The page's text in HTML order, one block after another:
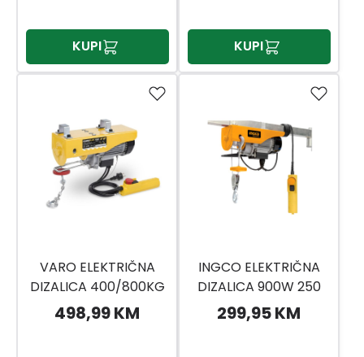
KUPI KUPI
VARO ELEKTRIČNA
DIZALICA 400/800KG
SA SAJLOM
498,99 KM
INGCO ELEKTRIČNA
DIZALICA 900W 250
KG EH5001
299,95 KM